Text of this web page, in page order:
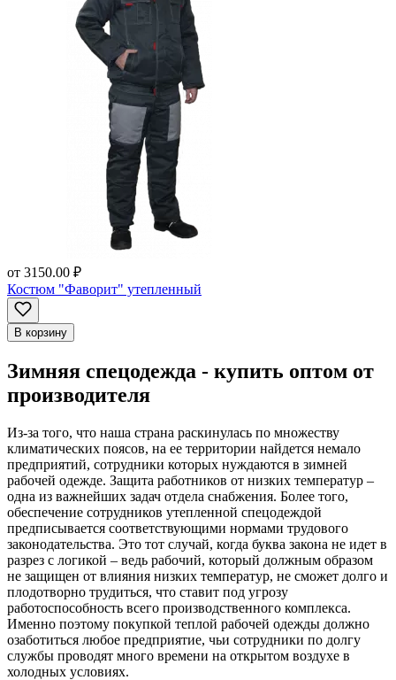
от 3150.00 ₽
Костюм "Фаворит" утепленный
В корзину
Зимняя спецодежда - купить оптом от
производителя
Из-за того, что наша страна раскинулась по множеству
климатических поясов, на ее территории найдется немало
предприятий, сотрудники которых нуждаются в зимней
рабочей одежде. Защита работников от низких температур –
одна из важнейших задач отдела снабжения. Более того,
обеспечение сотрудников утепленной спецодеждой
предписывается соответствующими нормами трудового
законодательства. Это тот случай, когда буква закона не идет в
разрез с логикой – ведь рабочий, который должным образом
не защищен от влияния низких температур, не сможет долго и
плодотворно трудиться, что ставит под угрозу
работоспособность всего производственного комплекса.
Именно поэтому покупкой теплой рабочей одежды должно
озаботиться любое предприятие, чьи сотрудники по долгу
службы проводят много времени на открытом воздухе в
холодных условиях.